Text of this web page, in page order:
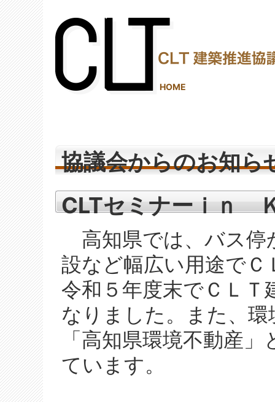
HOME
協議会からのお知ら
CLTセミナーｉｎ
高知県では、バス停
設など幅広い用途で
令和５年度末でＣＬＴ
なりました。また、
「高知県環境不動産
ています。